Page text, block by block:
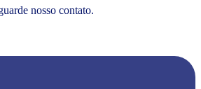
nosso contato.